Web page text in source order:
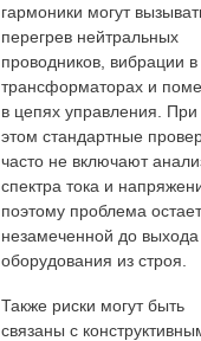
гармоники могут
перегрев нейтральных
проводников, вибрации в
трансформаторах и
в цепях управления. При
этом стандартные
часто не включают
спектра тока и
поэтому проблема
незамеченной до выхода
оборудования из строя.
Также риски могут быть
связаны с